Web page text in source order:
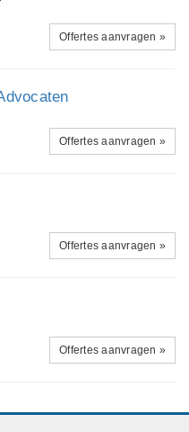
en Duits. Voor andere
beëdigde tolken. Efficiëntie,
en pensioenuitvoerders
Offertes aanvragen »
Offertes aanvragen »
Offertes aanvragen »
Offertes aanvragen »